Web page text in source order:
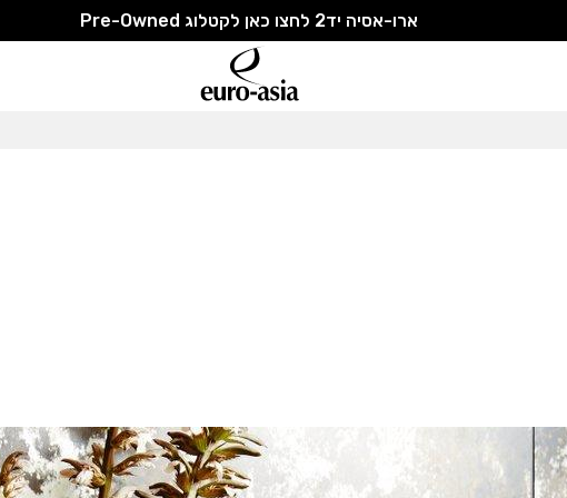
ארו-אסיה יד2 לחצו כאן לקטלוג Pre-Owned